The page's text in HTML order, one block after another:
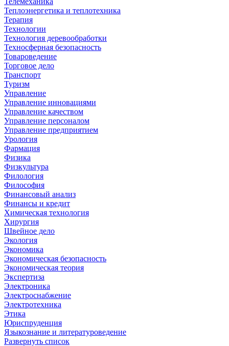
Теплоэнергетика и теплотехника
Терапия
Технологии
Технология деревообработки
Техносферная безопасность
Товароведение
Торговое дело
Транспорт
Туризм
Управление
Управление инновациями
Управление качеством
Управление персоналом
Управление предприятием
Урология
Фармация
Физика
Физкультура
Филология
Философия
Финансовый анализ
Финансы и кредит
Химическая технология
Хирургия
Швейное дело
Экология
Экономика
Экономическая безопасность
Экономическая теория
Экспертиза
Электроника
Электроснабжение
Электротехника
Этика
Юриспруденция
Языкознание и литературоведение
Развернуть список